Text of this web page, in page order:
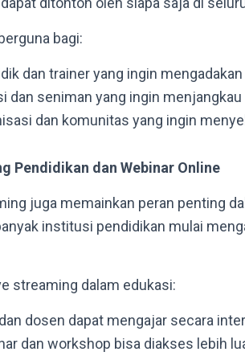
bagi:
dan trainer yang ingin
dan seniman yang ingin
dan komunitas yang ingin
Pendidikan dan Webinar Online
juga memainkan peran penting
institusi pendidikan mulai
streaming dalam edukasi:
dosen dapat mengajar secara
dan workshop bisa diakses lebih